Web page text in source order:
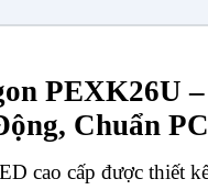
PEXK26U
Chuẩn
cao cấp được thiết